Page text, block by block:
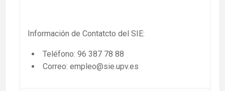
Información de Contatcto del SIE:
Teléfono: 96 387 78 88
Correo: empleo@sie.upv.es